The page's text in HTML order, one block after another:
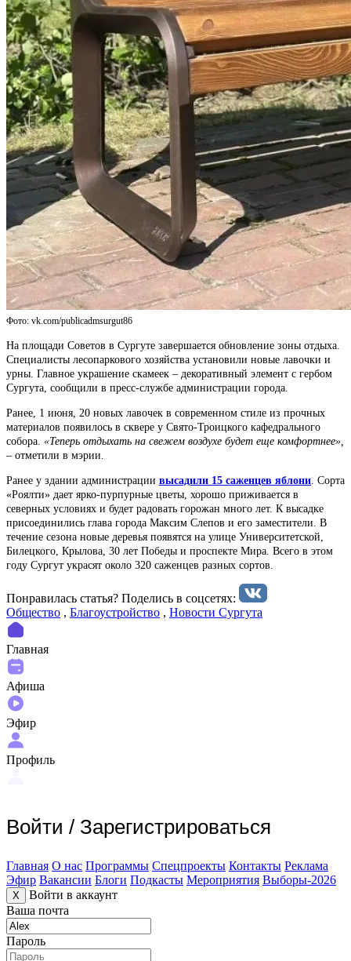
Фото: vk.com/publicadmsurgut86
На площади Советов в Сургуте завершается обновление зоны отдыха.
Специалисты лесопаркового хозяйства установили новые лавочки и
урны. Главное украшение скамеек – декоративный элемент с гербом
Сургута, сообщили в пресс-службе администрации города.
Ранее, 1 июня, 20 новых лавочек в современном стиле из прочных
материалов появилось в сквере у Свято-Троицкого кафедрального
собора. «Теперь отдыхать на свежем воздухе будет еще комфортнее»,
– отметили в мэрии.
Ранее у здании администрации высадили 15 саженцев яблони . Сорта
«Роялти» дает ярко-пурпурные цветы, хорошо приживается в
северных условиях и будет радовать горожан много лет. К высадке
присоединились глава города Максим Слепов и его заместители. В
течение сезона новые деревья появятся на улице Университетской,
Билецкого, Крылова, 30 лет Победы и проспекте Мира. Всего в этом
году Сургут украсят около 320 саженцев разных сортов.
Понравилась статья? Поделиcь в соцсетях:
Общество , Благоустройство , Новости Сургута
Главная
Афиша
Эфир
Профиль
Войти / Зарегистрироваться
Главная О нас Программы Спецпроекты Контакты Реклама
Эфир Вакансии Блоги Подкасты Мероприятия Выборы-2026
X
Войти в аккаунт
Ваша почта
Пароль